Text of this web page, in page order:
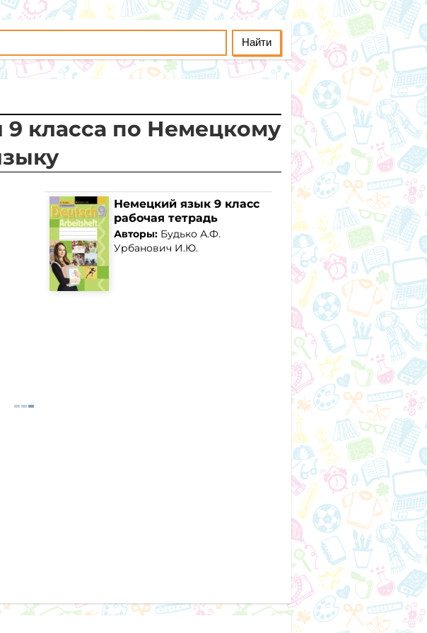
класса по Немецкому
Немецкий язык 9 класс
рабочая тетрадь
Авторы: Будько А.Ф.
Урбанович И.Ю.